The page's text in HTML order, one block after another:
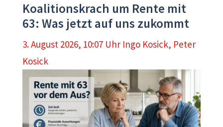
Koalitionskrach um Rente mit
63: Was jetzt auf uns zukommt
3. August 2026, 10:07 Uhr Ingo Kosick, Peter
Kosick